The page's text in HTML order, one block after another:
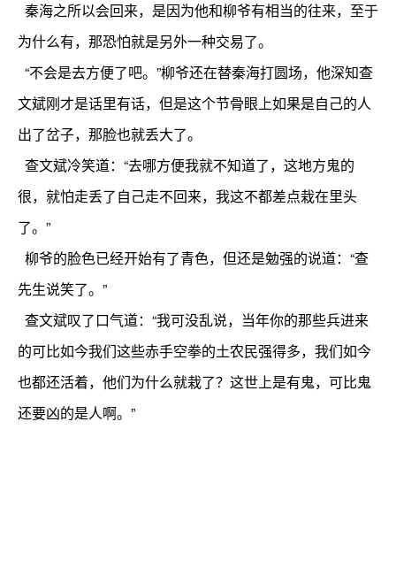
秦海之所以会回来，是因为他和柳爷有相当的往来，至于
为什么有，那恐怕就是另外一种交易了。
“不会是去方便了吧。”柳爷还在替秦海打圆场，他深知查
文斌刚才是话里有话，但是这个节骨眼上如果是自己的人
出了岔子，那脸也就丢大了。
查文斌冷笑道：“去哪方便我就不知道了，这地方鬼的
很，就怕走丢了自己走不回来，我这不都差点栽在里头
了。”
柳爷的脸色已经开始有了青色，但还是勉强的说道：“查
先生说笑了。”
查文斌叹了口气道：“我可没乱说，当年你的那些兵进来
的可比如今我们这些赤手空拳的土农民强得多，我们如今
也都还活着，他们为什么就栽了？这世上是有鬼，可比鬼
还要凶的是人啊。”